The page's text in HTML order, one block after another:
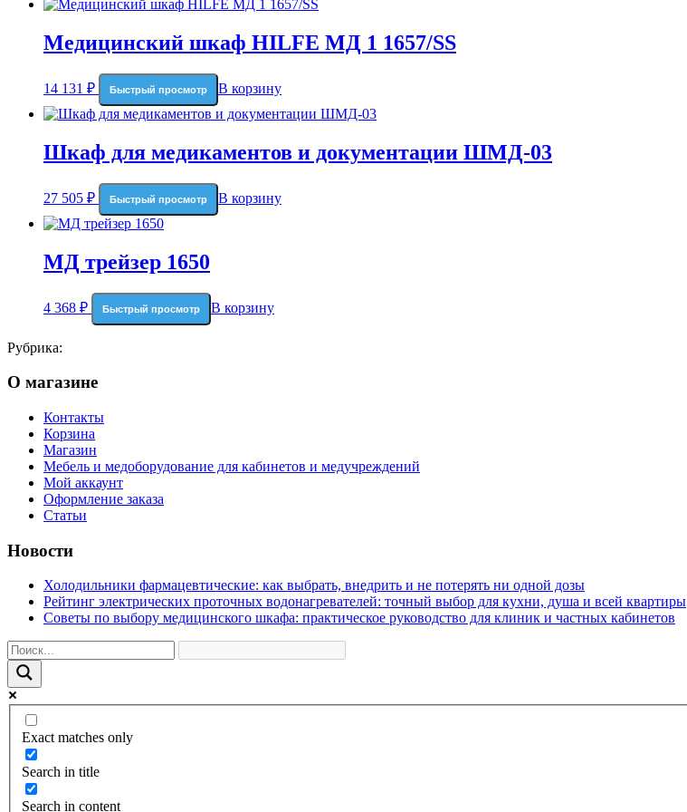
Медицинский шкаф HILFE МД 1 1657/SS
14 131 ₽ Быстрый просмотр В корзину
Шкаф для медикаментов и документации ШМД-03
27 505 ₽ Быстрый просмотр В корзину
МД трейзер 1650
4 368 ₽ Быстрый просмотр В корзину
Рубрика:
О магазине
Контакты
Корзина
Магазин
Мебель и медоборудование для кабинетов и медучреждений
Мой аккаунт
Оформление заказа
Статьи
Новости
Холодильники фармацевтические: как выбрать, внедрить и не потерять ни одной дозы
Рейтинг электрических проточных водонагревателей: точный выбор для кухни, душа и всей квартиры
Советы по выбору медицинского шкафа: практическое руководство для клиник и частных кабинетов
Exact matches only
Search in title
Search in content